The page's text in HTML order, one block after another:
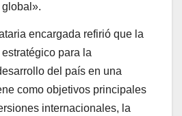
encargada refirió que la
para la
del país en una
como objetivos principales
internacionales, la